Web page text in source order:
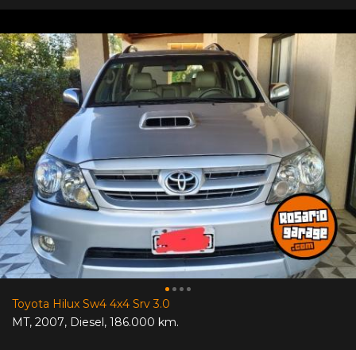
Toyota Hilux Sw4 4x4 Srv 3.0
MT, 2007, Diesel, 186.000 km.